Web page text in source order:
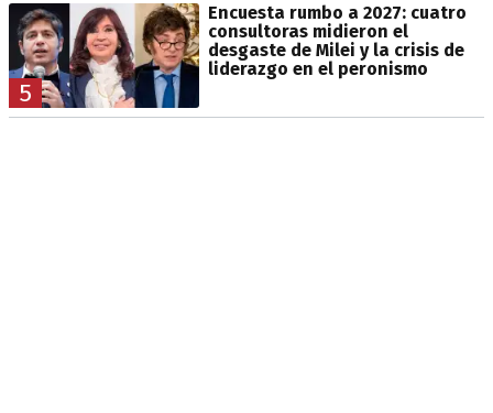
5
Encuesta rumbo a 2027: cuatro
consultoras midieron el
desgaste de Milei y la crisis de
liderazgo en el peronismo